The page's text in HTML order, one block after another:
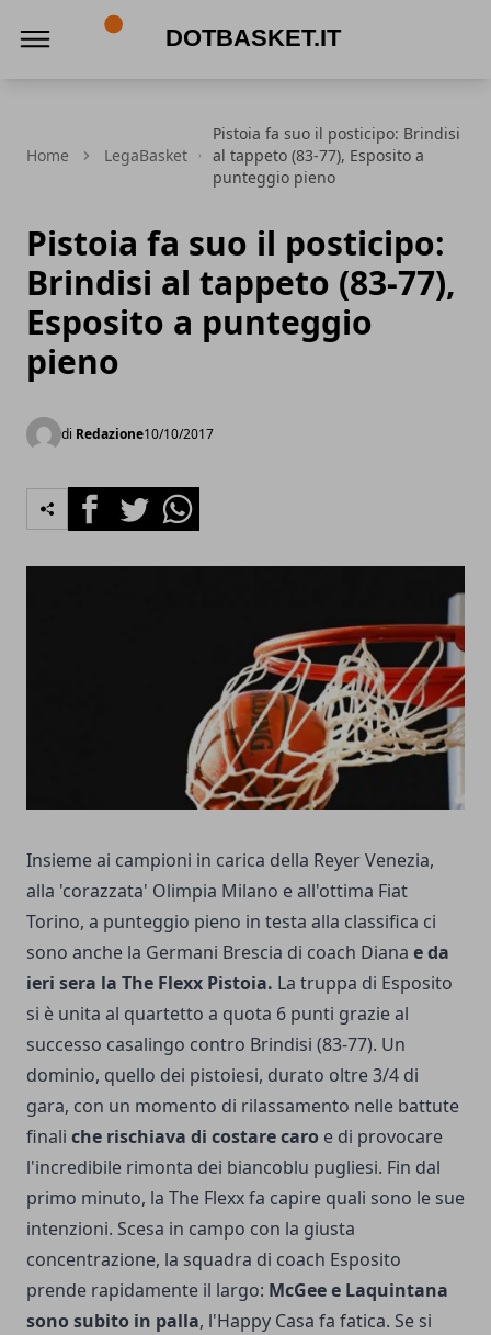
Home LegaBasket
Pistoia fa suo il posticipo: Brindisi
al tappeto (83-77), Esposito a
punteggio pieno
Pistoia fa suo il posticipo:
Brindisi al tappeto (83-77),
Esposito a punteggio
pieno
di Redazione10/10/2017
FacebookTwitterWhatsapp
Insieme ai campioni in carica della Reyer Venezia,
alla 'corazzata' Olimpia Milano e all'ottima Fiat
Torino, a punteggio pieno in testa alla classifica ci
sono anche la Germani Brescia di coach Diana e da
ieri sera la The Flexx Pistoia. La truppa di Esposito
si è unita al quartetto a quota 6 punti grazie al
successo casalingo contro Brindisi (83-77). Un
dominio, quello dei pistoiesi, durato oltre 3/4 di
gara, con un momento di rilassamento nelle battute
finali che rischiava di costare caro e di provocare
l'incredibile rimonta dei biancoblu pugliesi. Fin dal
primo minuto, la The Flexx fa capire quali sono le sue
intenzioni. Scesa in campo con la giusta
concentrazione, la squadra di coach Esposito
prende rapidamente il largo: McGee e Laquintana
sono subito in palla, l'Happy Casa fa fatica. Se si